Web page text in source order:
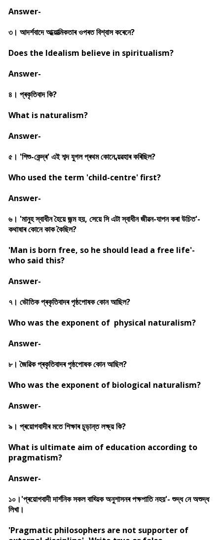
Answer-
৩। আদৰ্শবাদে আধ্য়াত্মিকতাৰ ওপৰত বিশ্বাস কৰেনে?
Does the Idealism believe in spiritualism?
Answer-
৪। প্ৰকৃতিবাদ কি?
What is naturalism?
Answer-
৫। 'শিশু-কেন্দ্ৰ' এই শব্দ যুগল প্ৰথম কোনে ব্য়ৱহাৰ কৰিছিল?
Who used the term 'child-centre' first?
Answer-
৬। 'মানুহ স্বাধীন হৈয়ে জন্ম হয়, সেয়ে সি এটা স্বাধীন জীৱন-যাপন কৰা উচিত'-
কথাষাৰ কোনে কাক কৈছিল?
'Man is born free, so he should lead a free life'-
who said this?
Answer-
৭। ভৌতিক প্ৰকৃতিবাদৰ পৃষ্ঠপোষক কোন আছিল?
Who was the exponent of physical naturalism?
Answer-
৮। জৈৱিক প্ৰকৃতিবাদৰ পৃষ্ঠপোষক কোন আছিল?
Who was the exponent of biological naturalism?
Answer-
৯। প্ৰয়োগবাদীৰ মতে শিক্ষাৰ চূড়ান্ত লক্ষ্য় কি?
What is ultimate aim of education according to
pragmatism?
Answer-
১০।'প্ৰয়োগবাদী দাৰ্শনিক সকল বাহ্য়িক অনুশাসনৰ পক্ষপাতি নহয়'- শুদ্ধ নে অশুদ্ধ
লিখা।
'Pragmatic philosophers are not supporter of